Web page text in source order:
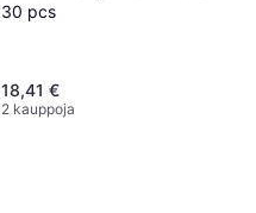
30 pcs
18,41 €
2 kauppoja